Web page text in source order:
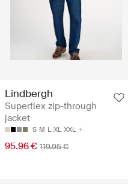
Lindbergh
Superflex zip-through
jacket
S M L XL XXL
95.96 € 119.95 €